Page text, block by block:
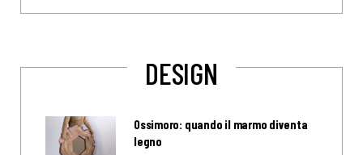
DESIGN
Ossimoro: quando il marmo diventa
legno